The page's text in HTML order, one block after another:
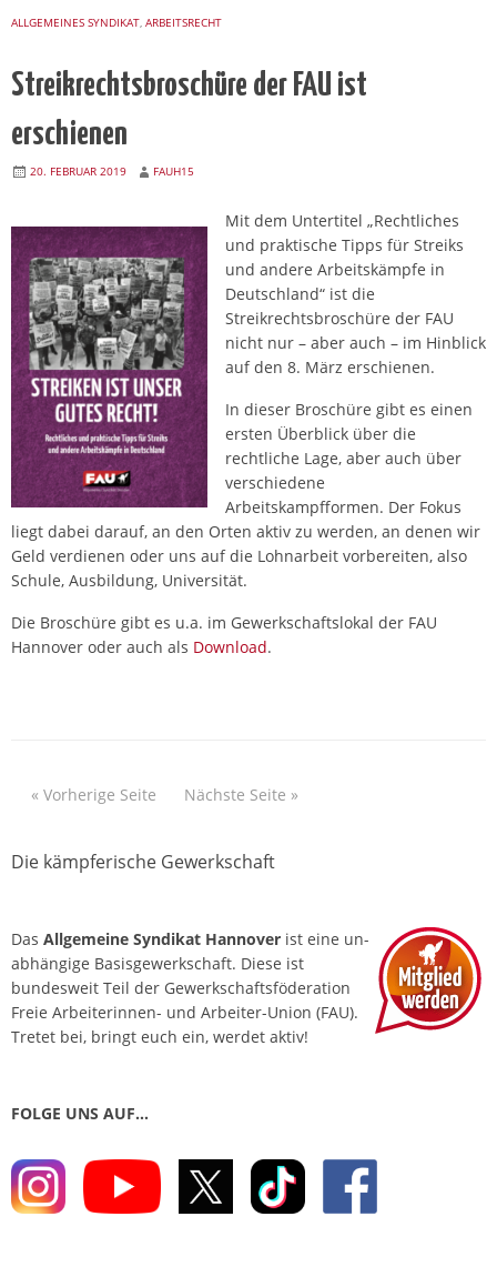
ALLGEMEINES SYNDIKAT, ARBEITSRECHT
Streikrechtsbroschüre der FAU ist
erschienen
20. FEBRUAR 2019 FAUH15
Mit dem Untertitel „Rechtliches
und praktische Tipps für Streiks
und andere Arbeitskämpfe in
Deutschland“ ist die
Streikrechtsbroschüre der FAU
nicht nur – aber auch – im Hinblick
auf den 8. März erschienen.
In dieser Broschüre gibt es einen
ersten Überblick über die
rechtliche Lage, aber auch über
verschiedene
Arbeitskampfformen. Der Fokus
liegt dabei darauf, an den Orten aktiv zu werden, an denen wir
Geld verdienen oder uns auf die Lohnarbeit vorbereiten, also
Schule, Ausbildung, Universität.
Die Broschüre gibt es u.a. im Gewerkschaftslokal der FAU
Hannover oder auch als Download.
« Vorherige Seite Nächste Seite »
Die kämpferische Gewerkschaft
Das Allgemeine Syndikat Hannover ist eine un­
abhängige Basis­gewerkschaft. Diese ist
bundesweit Teil der Gewerkschafts­föderation
Freie Arbeiterinnen- und Arbeiter-Union (FAU).
Tretet bei, bringt euch ein, werdet aktiv!
FOLGE UNS AUF…